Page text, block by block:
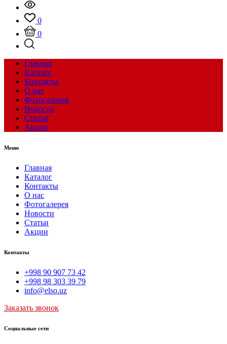
0
0
Главная
Каталог
Контакты
О нас
Фотогалерея
Новости
Статьи
Акции
Меню
Главная
Каталог
Контакты
О нас
Фотогалерея
Новости
Статьи
Акции
Контакты
+998 90 907 73 42
+998 98 303 39 79
info@elso.uz
Заказать звонок
Социальные сети